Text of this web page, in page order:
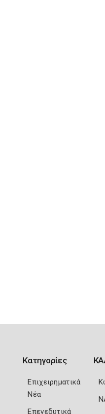
Κατηγορίες
Επιχειρηματικά
Νέα
Επενεδυτικά